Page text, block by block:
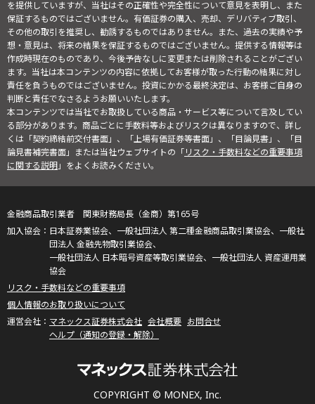
を提供していますが、当社はその正確性や完全性について意見を表明し、また
保証するものではございません。有価証券の購入、売却、デリバティブ取引、
その他の取引を推奨し、勧誘するものではありません。また、過去の実績や予
想・意見は、将来の結果を保証するものではございません。提供する情報等は
作成時現在のものであり、今後予告なしに変更または削除されることがござい
ます。当社は本コンテンツの内容に依拠してお客様が取った行動の結果に対し
責任を負うものではございません。投資にかかる最終決定は、お客様ご自身の
判断と責任でなさるようお願いいたします。
本コンテンツでは当社でお取扱している商品・サービス等について言及してい
る部分があります。商品ごとに手数料等およびリスクは異なりますので、詳し
くは「契約締結前交付書面」、「上場有価証券等書面」、「目論見書」、「目
論見書補完書面」または当社ウェブサイトの「リスク・手数料などの重要事項
に関する説明」をよくお読みください。
COPYRIGHT © MONEX, Inc.
金融商品取引業者 関東財務局長（金商）第165号
日本証券業協会、一般社団法人 第二種金融商品取引業協会、一般社
団法人 金融先物取引業協会、
一般社団法人 日本暗号資産等取引業協会、一般社団法人 資産運用業
協会
リスク・手数料などの重要事項
個人情報のお取り扱いについて
マネックス証券株式会社 会社概要 お問合せ
ヘルプ（通知の登録・解除）